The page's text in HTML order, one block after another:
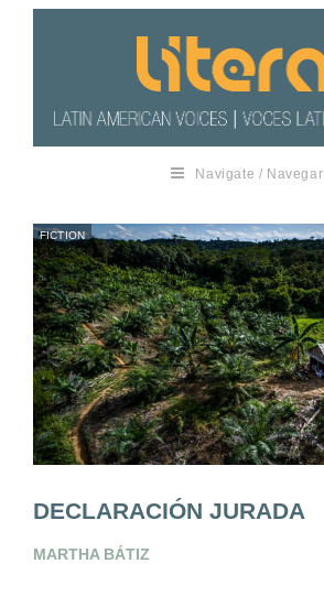
Navigate / Navegar
FICTION
DECLARACIÓN JURADA
MARTHA BÁTIZ